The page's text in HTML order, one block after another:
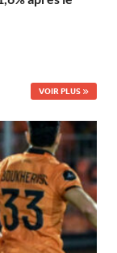
VOIR PLUS